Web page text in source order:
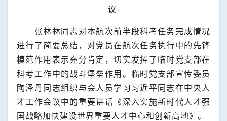
议
张林林同志对本航次前半段科考任务完成情况
进行了简要总结，对党员在航次任务执行中的先锋
模范作用表示充分肯定，切实发挥了临时党支部在
科考工作中的战斗堡垒作用。临时党支部宣传委员
陶泽丹同志组织与会人员学习习近平同志在中央人
才工作会议中的重要讲话《深入实施新时代人才强
国战略加快建设世界重要人才中心和创新高地》。